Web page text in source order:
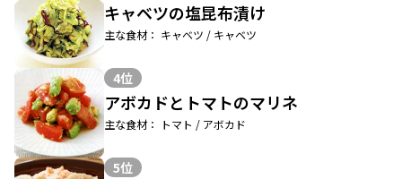
キャベツの塩昆布漬け
主な食材： キャベツ / キャベツ
4位
アボカドとトマトのマリネ
主な食材： トマト / アボカド
5位